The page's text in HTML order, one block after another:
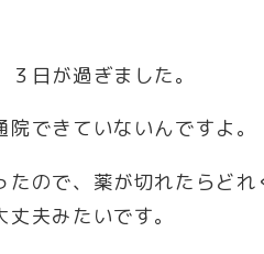
日が過ぎました。
できていないんですよ。
ので、薬が切れたらど
夫みたいです。